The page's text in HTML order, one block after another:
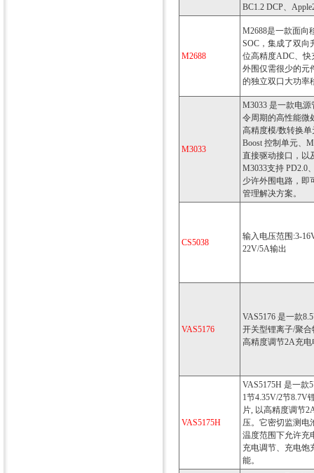
BC1.2 DCP、
M2688
M2688是一款面向
SOC，集成了双向
位高精度ADC、快
外围仅需很少的元
的独立双口大功率
M3033
M3033 是一款电
令周期的高性能微
高精度模/数转换
Boost 控制单元、
直接驱动接口，以
M3033支持 PD2.0
少许外围电路，即
管理解决方案。
CS5038
输入电压范围:3-
22V/5A输出
VAS5176
VAS5176 是一款
开关型锂离子/聚
高精度调节2A充
VAS5175H
VAS5175H 是一款
1节4.35V/2节8.7V
片, 以高精度调节
压。它密切监测电
温度范围下允许充
充电调节、充电饱
能。